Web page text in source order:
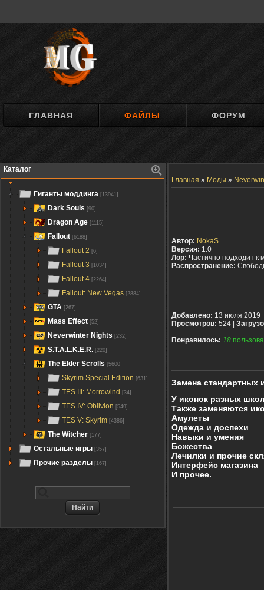
ГЛАВНАЯ ФАЙЛЫ ФОРУМ
Каталог
Гиганты моддинга [13941]
Dark Souls [90]
Dragon Age [1115]
Fallout [6188]
Fallout 2 [6]
Fallout 3 [1034]
Fallout 4 [2264]
Fallout: New Vegas [2884]
GTA [267]
Mass Effect [52]
Neverwinter Nights [232]
S.T.A.L.K.E.R. [220]
The Elder Scrolls [5600]
Skyrim Special Edition [631]
TES III: Morrowind [34]
TES IV: Oblivion [549]
TES V: Skyrim [4386]
The Witcher [177]
Остальные игры [357]
Прочие разделы [167]
Главная » Моды »
Автор: NokaS
Версия: 1.0
Лор: Частично подходит к
Распространение:
Добавлено: 13 июля 2019
Просмотров: 524 |
Понравилось: 18
Замена стандартных
У иконок разных
Также заменяются
Амулеты
Одежда и доспехи
Навыки и умения
Божества
Лечилки и прочие
Интерфейс магазина
И прочее.